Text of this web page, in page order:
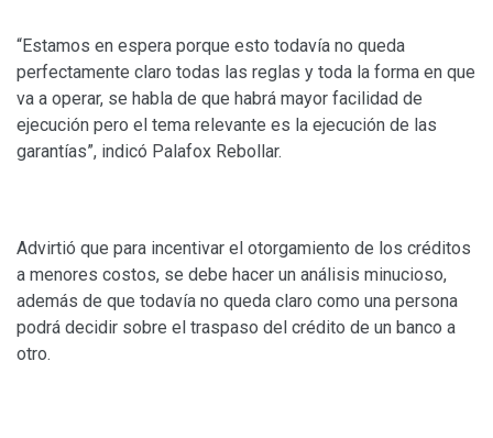
“Estamos en espera porque esto todavía no queda
perfectamente claro todas las reglas y toda la forma en que
va a operar, se habla de que habrá mayor facilidad de
ejecución pero el tema relevante es la ejecución de las
garantías”, indicó Palafox Rebollar.
Advirtió que para incentivar el otorgamiento de los créditos
a menores costos, se debe hacer un análisis minucioso,
además de que todavía no queda claro como una persona
podrá decidir sobre el traspaso del crédito de un banco a
otro.